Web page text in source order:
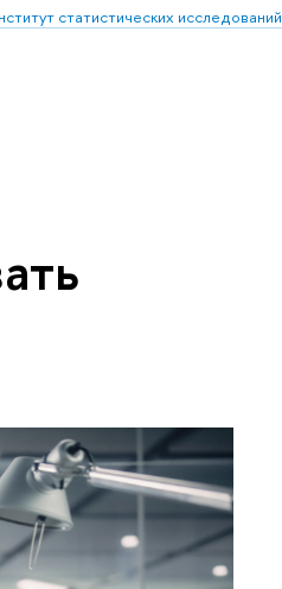
статистических исследований